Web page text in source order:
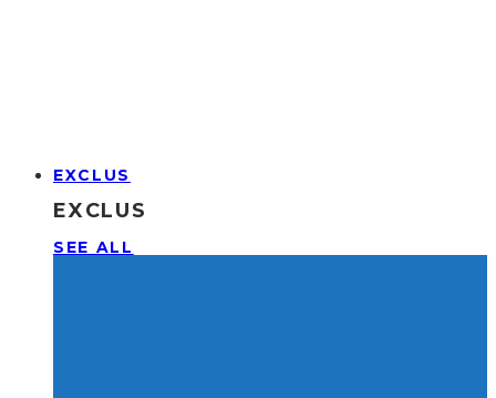
EXCLUS
EXCLUS
SEE ALL